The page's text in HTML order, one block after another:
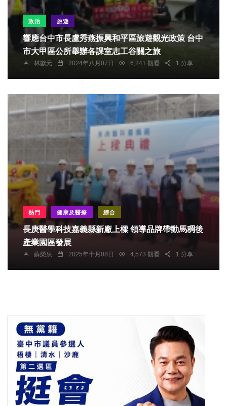
政治 旅遊
響應台中市長盧秀燕振興和平區旅遊觀光政策 台中
市大甲區公所舉辦各課室志工谷關之旅
林獻元 2024年八月07日 6,241 觀看 1 分享
熱門 健康及醫療 綜合
長庚醫學科技嘉義縣新廠上樑 領導品牌帶動馬稠後
產業園區發展
蘇榮泉 2025年十月08日 4,573 觀看 1 分享